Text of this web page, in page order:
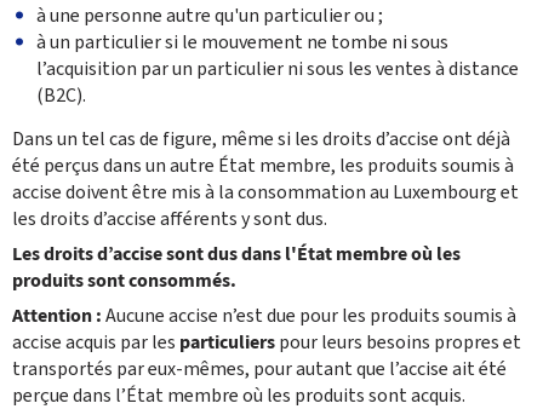
à une personne autre qu'un particulier ou ;‎
à un particulier si le mouvement ne tombe ni sous
l’acquisition par un particulier ni sous les ‎ventes à distance
(B2C).‎
Dans un tel cas de figure, même si les droits d’accise ont déjà
été perçus dans un autre État membre, les produits soumis à
accise doivent être mis à la consommation au Luxembourg et
les droits d’accise afférents y sont dus.
Les droits d’accise sont dus dans l'État membre où les
produits sont consommés.
Attention :Aucune accise n’est due pour les produits soumis à
accise acquis par les particulierspour leurs besoins propres et
transportés par eux-mêmes, pour autant que l’accise ait été
perçue dans l’État membre où les produits sont acquis.